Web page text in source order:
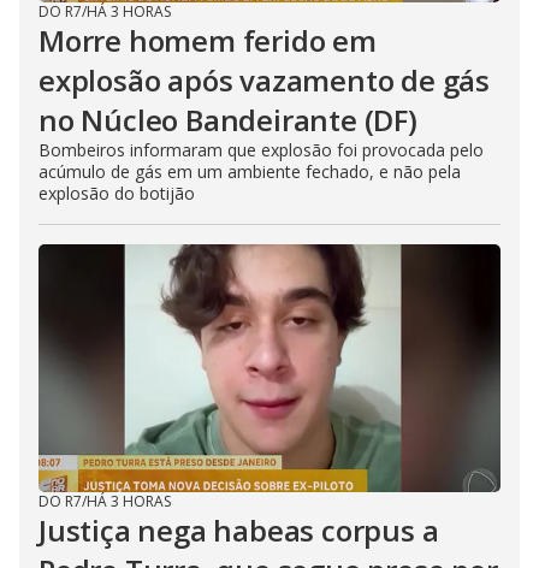
DO R7/HÁ 3 HORAS
Morre homem ferido em
explosão após vazamento de gás
no Núcleo Bandeirante (DF)
Bombeiros informaram que explosão foi provocada pelo
acúmulo de gás em um ambiente fechado, e não pela
explosão do botijão
DO R7/HÁ 3 HORAS
Justiça nega habeas corpus a